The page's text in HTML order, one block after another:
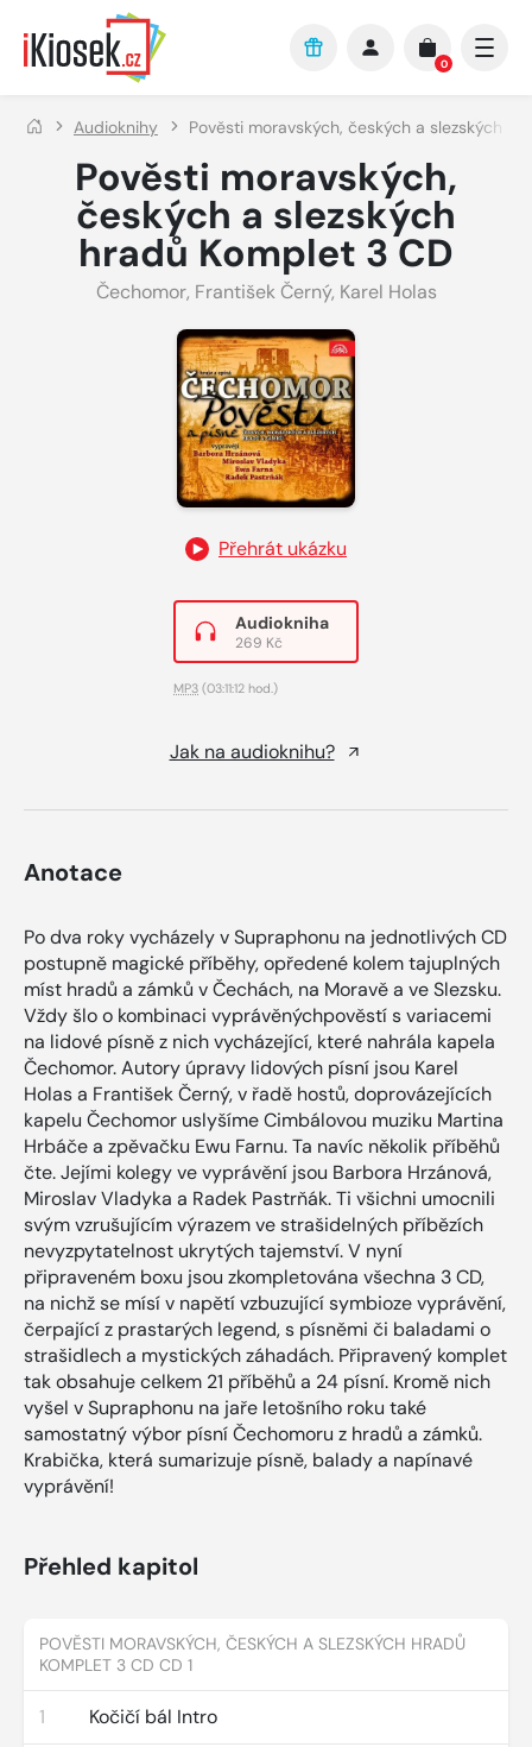
Přejít na hlavní obsah
0
Audioknihy Pověsti moravských, českých a slezských
Pověsti moravských,
českých a slezských
hradů Komplet 3 CD
Čechomor, František Černý, Karel Holas
Přehrát ukázku
Audiokniha
269 Kč
MP3 (03:11:12 hod.)
Jak na audioknihu?
Anotace
Po dva roky vycházely v Supraphonu na jednotlivých CD
postupně magické příběhy, opředené kolem tajuplných
míst hradů a zámků v Čechách, na Moravě a ve Slezsku.
Vždy šlo o kombinaci vyprávěnýchpověstí s variacemi
na lidové písně z nich vycházející, které nahrála kapela
Čechomor. Autory úpravy lidových písní jsou Karel
Holas a František Černý, v řadě hostů, doprovázejících
kapelu Čechomor uslyšíme Cimbálovou muziku Martina
Hrbáče a zpěvačku Ewu Farnu. Ta navíc několik příběhů
čte. Jejími kolegy ve vyprávění jsou Barbora Hrzánová,
Miroslav Vladyka a Radek Pastrňák. Ti všichni umocnili
svým vzrušujícím výrazem ve strašidelných příbězích
nevyzpytatelnost ukrytých tajemství. V nyní
připraveném boxu jsou zkompletována všechna 3 CD,
na nichž se mísí v napětí vzbuzující symbioze vyprávění,
čerpající z prastarých legend, s písněmi či baladami o
strašidlech a mystických záhadách. Připravený komplet
tak obsahuje celkem 21 příběhů a 24 písní. Kromě nich
vyšel v Supraphonu na jaře letošního roku také
samostatný výbor písní Čechomoru z hradů a zámků.
Krabička, která sumarizuje písně, balady a napínavé
vyprávění!
Přehled kapitol
POVĚSTI MORAVSKÝCH, ČESKÝCH A SLEZSKÝCH HRADŮ
KOMPLET 3 CD CD 1
1 Kočičí bál Intro